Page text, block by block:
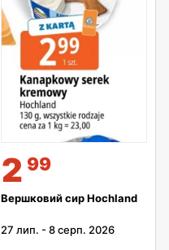
2 99
Вершковий сир Hochland
27 лип. -8 серп. 2026